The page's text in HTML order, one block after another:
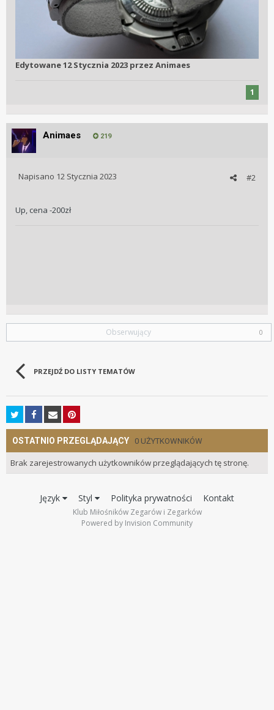
Edytowane12 Stycznia 2023 przez Animaes
1
Animaes 219
#2
Napisano 12 Stycznia 2023
Up, cena -200zł
Obserwujący 0
PRZEJDŹ DO LISTY TEMATÓW
OSTATNIO PRZEGLĄDAJĄCY 0 UŻYTKOWNIKÓW
Brak zarejestrowanych użytkowników przeglądających tę stronę.
Język Styl Polityka prywatności Kontakt
Klub Miłośników Zegarów i Zegarków
Powered by Invision Community